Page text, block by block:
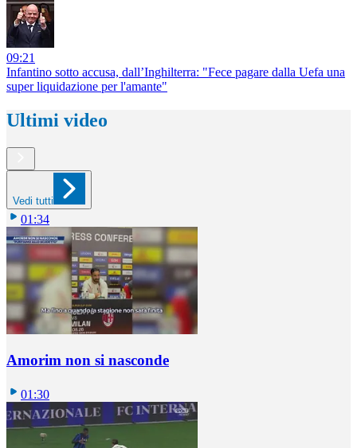
09:21
Infantino sotto accusa, dall’Inghilterra: "Fece pagare dalla Uefa una
super liquidazione per l'amante"
Ultimi video
Vedi tutti
01:34
Amorim non si nasconde
01:30